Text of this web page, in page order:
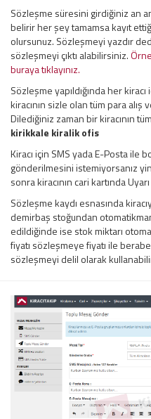
Sözleşme süresini girdiğiniz an
belirir her şey tamamsa kayıt
olursunuz. Sözleşmeyi yazdır
sözleşmeyi çıktı alabilirsiniz.
buraya tıklayınız.
Sözleşme yapıldığında her
kiracının sizle olan tüm para alış
Dilediğiniz zaman bir kiracının
kirikkale kiralik ofis
Kiracı için SMS yada E-Posta ile
gönderilmesini istemiyorsanız
sonra kiracının cari kartında
Sözleşme kaydı esnasında
demirbaş stoğundan
edildiğinde ise stok miktarı
fiyatı sözleşmeye fiyatı ile
sözleşmeyi delil olarak